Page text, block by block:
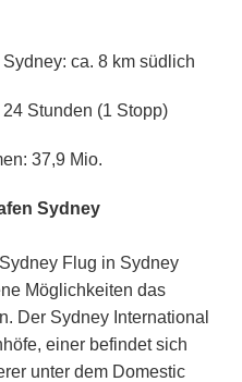
ca. 8 km südlich
Stunden (1 Stopp)
37,9 Mio.
Sydney
Flug in Sydney
Möglichkeiten das
Der Sydney International
einer befindet sich
unter dem Domestic